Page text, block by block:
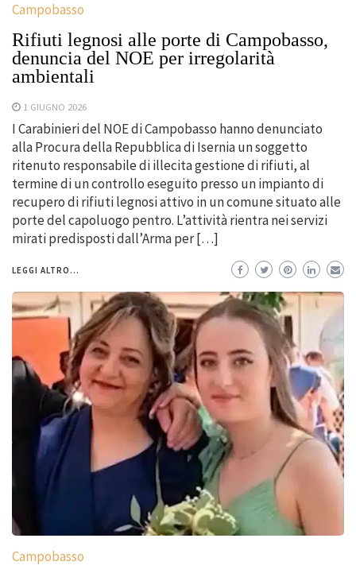
Campobasso
Rifiuti legnosi alle porte di Campobasso,
denuncia del NOE per irregolarità
ambientali
1 GIUGNO 2026
I Carabinieri del NOE di Campobasso hanno denunciato
alla Procura della Repubblica di Isernia un soggetto
ritenuto responsabile di illecita gestione di rifiuti, al
termine di un controllo eseguito presso un impianto di
recupero di rifiuti legnosi attivo in un comune situato alle
porte del capoluogo pentro. L’attività rientra nei servizi
mirati predisposti dall’Arma per […]
LEGGI ALTRO...
Campobasso